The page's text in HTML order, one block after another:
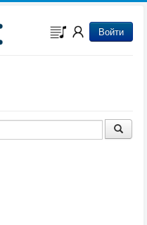
Войти
Музыка из сериалов